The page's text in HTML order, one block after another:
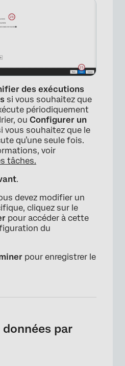
×
des exécutions
si vous souhaitez que
périodiquement
ou Configurer un
vous souhaitez que le
qu’une seule fois.
voir
tâches.
.
devez modifier un
cliquez sur le
pour accéder à cette
du
pour enregistrer le
par